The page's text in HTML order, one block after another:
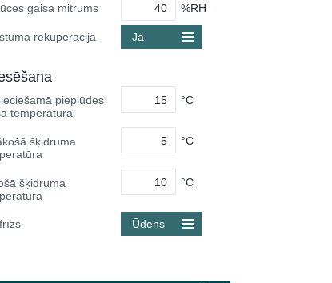
gaisa mitrums %RH
rekuperācija Jā
pieplūdes
temperatūra
°C
šķidruma
°C
šķidruma
°C
Ūdens